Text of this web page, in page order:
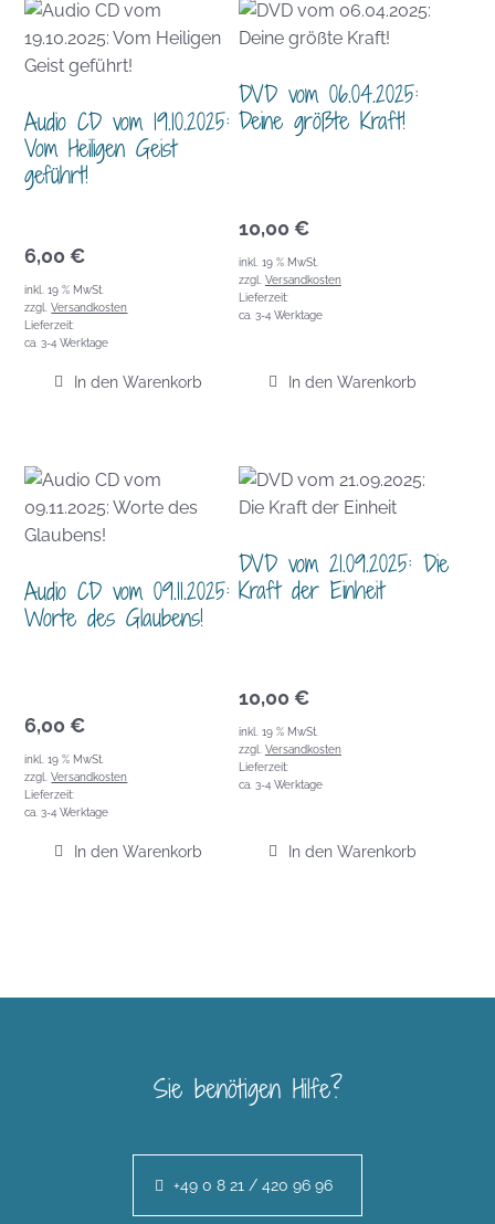
Audio CD vom 19.10.2025:
Vom Heiligen Geist
geführt!
6,00 €
inkl. 19 % MwSt.
zzgl.Versandkosten
Lieferzeit:
ca. 3-4 Werktage
In den Warenkorb
DVD vom 06.04.2025:
Deine größte Kraft!
10,00 €
inkl. 19 % MwSt.
zzgl. Versandkosten
Lieferzeit:
ca. 3-4 Werktage
In den Warenkorb
Audio CD vom 09.11.2025:
Worte des Glaubens!
6,00 €
inkl. 19 % MwSt.
zzgl.Versandkosten
Lieferzeit:
ca. 3-4 Werktage
In den Warenkorb
DVD vom 21.09.2025: Die
Kraft der Einheit
10,00 €
inkl. 19 % MwSt.
zzgl. Versandkosten
Lieferzeit:
ca. 3-4 Werktage
In den Warenkorb
Sie benötigen Hilfe?
+49 0 8 21 / 420 96 96